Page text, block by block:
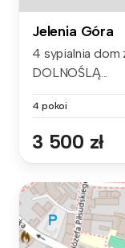
Jelenia Góra
4 sypialnia dom
DOLNOŚLĄ...
4 pokoi
3 500 zł